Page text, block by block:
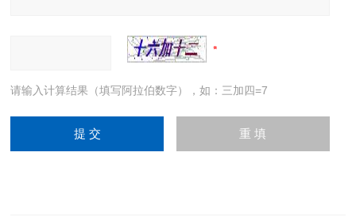
请输入计算结果（填写阿拉伯数字），如：三加四=7